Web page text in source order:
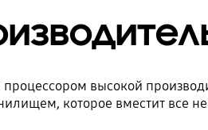
высокой
которое вместит все